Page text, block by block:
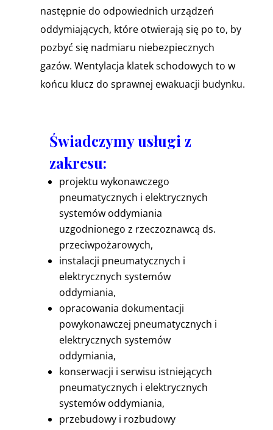
następnie do odpowiednich urządzeń
oddymiających, które otwierają się po to, by
pozbyć się nadmiaru niebezpiecznych
gazów. Wentylacja klatek schodowych to w
końcu klucz do sprawnej ewakuacji budynku.
Świadczymy usługi z
zakresu:
projektu wykonawczego
pneumatycznych i elektrycznych
systemów oddymiania
uzgodnionego z rzeczoznawcą ds.
przeciwpożarowych,
instalacji pneumatycznych i
elektrycznych systemów
oddymiania,
opracowania dokumentacji
powykonawczej pneumatycznych i
elektrycznych systemów
oddymiania,
konserwacji i serwisu istniejących
pneumatycznych i elektrycznych
systemów oddymiania,
przebudowy i rozbudowy